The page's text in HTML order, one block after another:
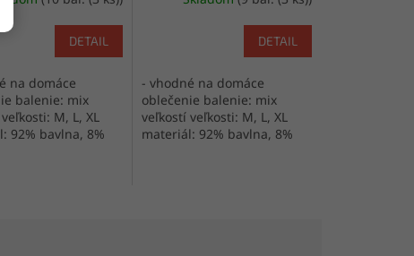
DETAIL
na domáce
balenie: mix
M, L, XL
92% bavlna, 8%
DETAIL
- vhodné na domáce
oblečenie balenie: mix
veľkostí veľkosti: M, L, XL
materiál: 92% bavlna, 8%